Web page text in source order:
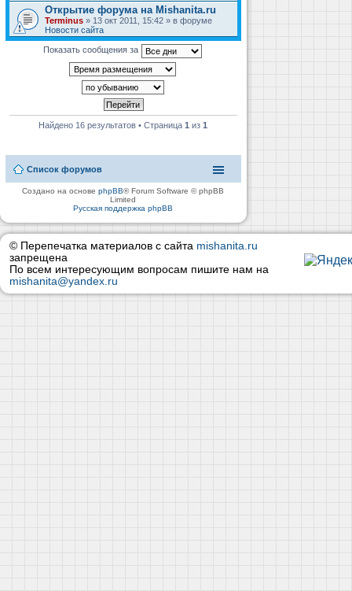
Открытие форума на Mishanita.ru
Terminus » 13 окт 2011, 15:42 » в форуме
Новости сайта
Показать сообщения за
Найдено 16 результатов • Страница1 из1
Список форумов
Создано на основеphpBB® Forum Software © phpBB
Limited
Русская поддержка phpBB
© Перепечатка материалов с сайта mishanita.ru
запрещена
По всем интересующим вопросам пишите нам на
mishanita@yandex.ru